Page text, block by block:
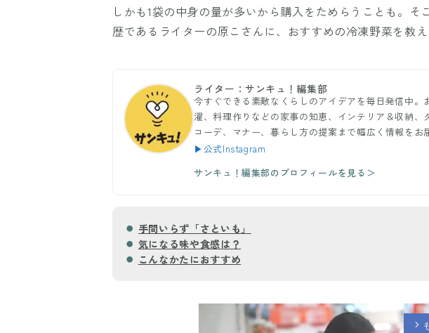
しかも1袋の中身の量が多いから購入をためらうことも。そ
歴であるライターの原こさんに、おすすめの冷凍野菜を教え
ライター：サンキュ！編集部
今すぐできる素敵なくらしのアイデアを毎日発信中。
濯、料理作りなどの家事の知恵、インテリア＆収納、
コーデ、マナー、暮らし方の提案まで幅広く情報をお
▶公式Instagram
サンキュ！編集部のプロフィールを見る＞
手間いらず「さといも」
気になる味や食感は？
こんなかたにおすすめ
arrow_forward_ios